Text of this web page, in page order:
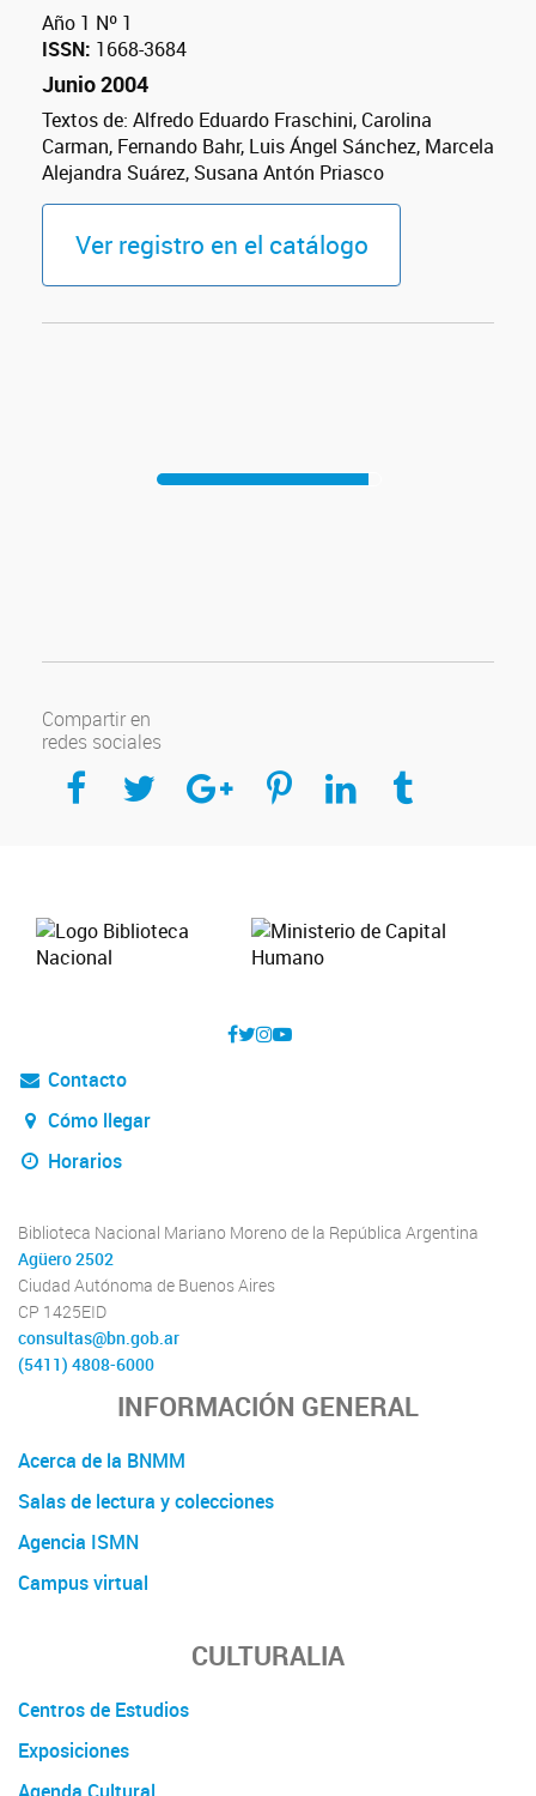
Año 1 Nº 1
ISSN: 1668-3684
Junio 2004
Textos de: Alfredo Eduardo Fraschini, Carolina
Carman, Fernando Bahr, Luis Ángel Sánchez, Marcela
Alejandra Suárez, Susana Antón Priasco
Ver registro en el catálogo
Compartir en
redes sociales
Compartir en Facebook Compartir en Twitter Compartir en Google Plus Compartir en Pinterest Compartir en Linkedin Compartir en Tumblr
Contacto
Cómo llegar
Horarios
Biblioteca Nacional Mariano Moreno de la República Argentina
Agüero 2502
Ciudad Autónoma de Buenos Aires
CP 1425EID
consultas@bn.gob.ar
(5411) 4808-6000
INFORMACIÓN GENERAL
Acerca de la BNMM
Salas de lectura y colecciones
Agencia ISMN
Campus virtual
CULTURALIA
Centros de Estudios
Exposiciones
Agenda Cultural